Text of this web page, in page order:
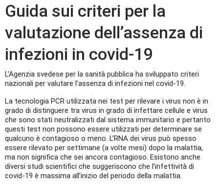
Guida sui criteri per la
valutazione dell’assenza di
infezioni in covid-19
L’Agenzia svedese per la sanità pubblica ha sviluppato criteri
nazionali per valutare l’assenza di infezioni nel covid-19.
La tecnologia PCR utilizzata nei test per rilevare i virus non è in
grado di distinguere tra virus in grado di infettare cellule e virus
che sono stati neutralizzati dal sistema immunitario e pertanto
questi test non possono essere utilizzati per determinare se
qualcuno è contagioso o meno. L’RNA dei virus può spesso
essere rilevato per settimane (a volte mesi) dopo la malattia,
ma non significa che sei ancora contagioso. Esistono anche
diversi studi scientifici che suggeriscono che l’infettività di
covid-19 è massima all’inizio del periodo della malattia.